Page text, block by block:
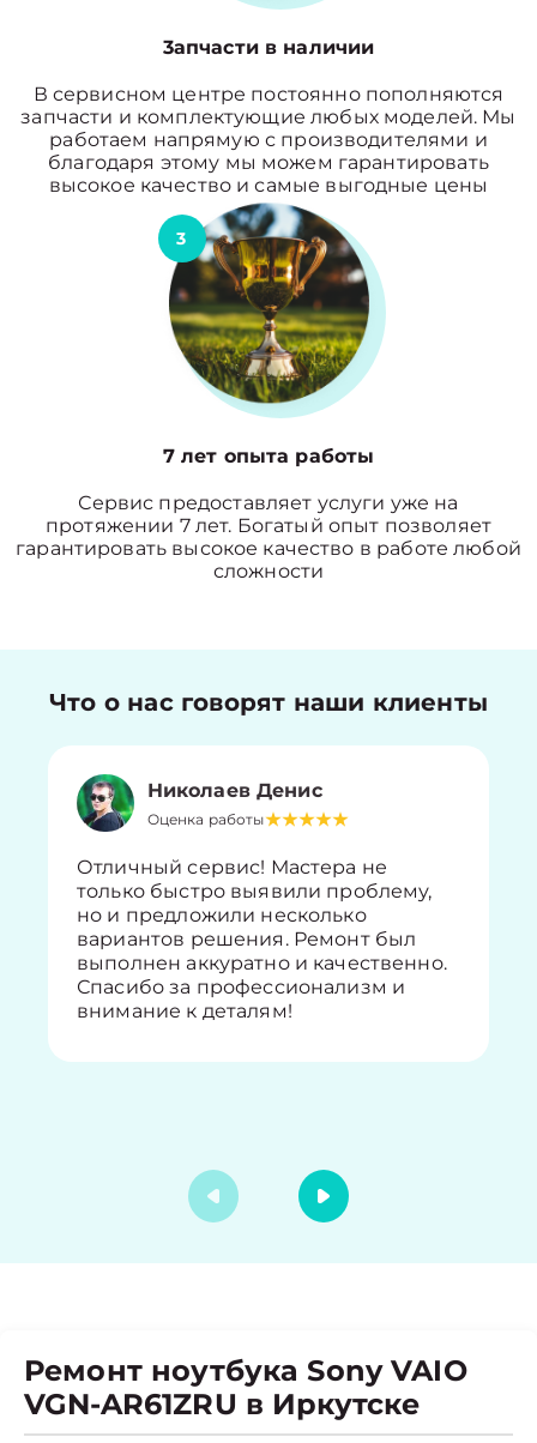
3апчасти в наличии
В сервисном центре постоянно пополняются
запчасти и комплектующие любых моделей. Мы
работаем напрямую с производителями и
благодаря этому мы можем гарантировать
высокое качество и самые выгодные цены
3
7 лет опыта работы
Сервис предоставляет услуги уже на
протяжении 7 лет. Богатый опыт позволяет
гарантировать высокое качество в работе любой
сложности
Что о нас говорят наши клиенты
Николаев Денис
Оценка работы
Отличный сервис! Мастера не
только быстро выявили проблему,
но и предложили несколько
вариантов решения. Ремонт был
выполнен аккуратно и качественно.
Спасибо за профессионализм и
внимание к деталям!
Ремонт ноутбука Sony VAIO
VGN-AR61ZRU в Иркутске